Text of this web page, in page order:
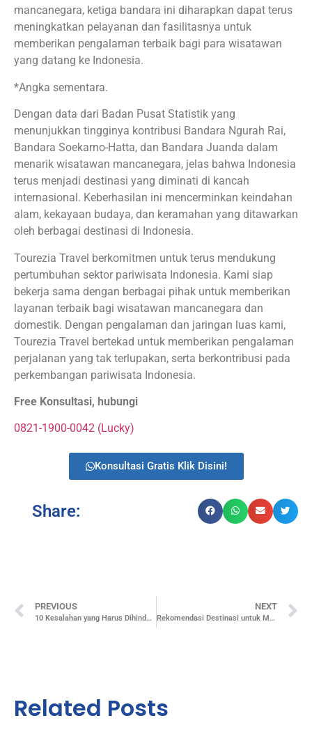
mancanegara, ketiga bandara ini diharapkan dapat terus
meningkatkan pelayanan dan fasilitasnya untuk
memberikan pengalaman terbaik bagi para wisatawan
yang datang ke Indonesia.
*Angka sementara.
Dengan data dari Badan Pusat Statistik yang
menunjukkan tingginya kontribusi Bandara Ngurah Rai,
Bandara Soekarno-Hatta, dan Bandara Juanda dalam
menarik wisatawan mancanegara, jelas bahwa Indonesia
terus menjadi destinasi yang diminati di kancah
internasional. Keberhasilan ini mencerminkan keindahan
alam, kekayaan budaya, dan keramahan yang ditawarkan
oleh berbagai destinasi di Indonesia.
Tourezia Travel berkomitmen untuk terus mendukung
pertumbuhan sektor pariwisata Indonesia. Kami siap
bekerja sama dengan berbagai pihak untuk memberikan
layanan terbaik bagi wisatawan mancanegara dan
domestik. Dengan pengalaman dan jaringan luas kami,
Tourezia Travel bertekad untuk memberikan pengalaman
perjalanan yang tak terlupakan, serta berkontribusi pada
perkembangan pariwisata Indonesia.
Free Konsultasi, hubungi
0821-1900-0042 (Lucky)
Konsultasi Gratis Klik Disini!
Share:
PREVIOUS
10 Kesalahan yang Harus Dihindari Saat Family Gathering
NEXT
Rekomendasi Destinasi untuk Merayakan Dies Natalis di Malang
Related Posts